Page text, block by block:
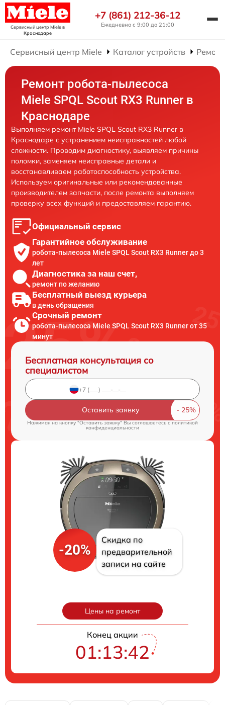
Сервисный центр Mieleв
Краснодаре
+7 (861) 212-36-12
Ежедневно с 9:00 до 21:00
Сервисный центр Miele Каталог устройств
Ремонт робота-пылесоса
Miele SPQL Scout RX3 Runner в
Краснодаре
Выполняем ремонт Miele SPQL Scout RX3 Runner в
Краснодаре с устранением неисправностей любой
сложности. Проводим диагностику, выявляем причины
поломки, заменяем неисправные детали и
восстанавливаем работоспособность устройства.
Используем оригинальные или рекомендованные
производителем запчасти, после ремонта выполняем
проверку всех функций и предоставляем гарантию.
Официальный сервис
Гарантийное обслуживание
робота-пылесоса Miele SPQL Scout RX3 Runner до 3
лет
Диагностика за наш счет,
ремонт по желанию
Бесплатный выезд курьера
в день обращения
Срочный ремонт
робота-пылесоса Miele SPQL Scout RX3 Runner от 35
минут
Бесплатная консультация со
специалистом
Оставить заявку
Нажимая на кнопку "Оставить заявку" Вы соглашаетесь cполитикой
конфиденциальности
-20%
Скидка по
предварительной
записи на сайте
Цены на ремонт
Конец акции
01:13:41